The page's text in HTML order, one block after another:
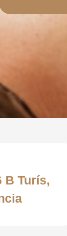
B Turís,